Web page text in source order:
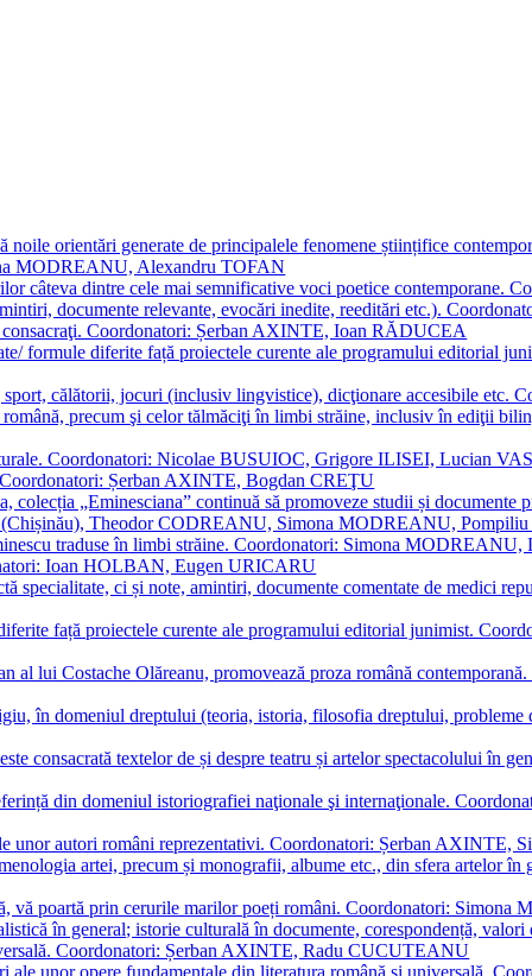
noile orientări generate de principalele fenomene științifice
MODREANU, Alexandru TOFAN
câteva dintre cele mai semnificative voci poetice
documente relevante, evocări inedite, reeditări etc.).
Coordonatori: Șerban AXINTE, Ioan RĂDUCEA
formule diferite față proiectele curente ale programului editorial
sport, călătorii, jocuri (inclusiv lingvistice), dicţionare accesibile
română, precum şi celor tălmăciţi în limbi străine, inclusiv în ediţii
Coordonatori: Nicolae BUSUIOC, Grigore ILISEI, Lucian
Șerban AXINTE, Bogdan CREŢU
colecția „Eminesciana” continuă să promoveze studii și documente
Theodor CODREANU, Simona MODREANU,
traduse în limbi străine. Coordonatori: Simona
Ioan HOLBAN, Eugen URICARU
specialitate, ci și note, amintiri, documente comentate de medici
față proiectele curente ale programului editorial junimist.
al lui Costache Olăreanu, promovează proza română
în domeniul dreptului (teoria, istoria, filosofia dreptului,
consacrată textelor de și despre teatru și artelor spectacolului în
din domeniul istoriografiei naţionale şi internaţionale.
unor autori români reprezentativi. Coordonatori: Șerban AXINTE,
artei, precum și monografii, albume etc., din sfera artelor
vă poartă prin cerurile marilor poeți români. Coordonatori: Simona
în general; istorie culturală în documente, corespondență,
Coordonatori: Șerban AXINTE, Radu CUCUTEANU
ale unor opere fundamentale din literatura română și universală.